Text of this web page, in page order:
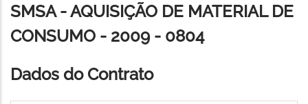
navegação
SMSA - AQUISIÇÃO DE MATERIAL DE
CONSUMO - 2009 - 0804
Dados do Contrato